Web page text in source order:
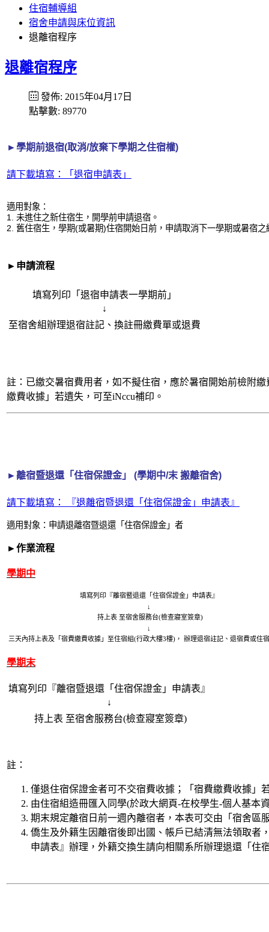
住宿輔導組
宿舍申請與床位資訊
退離宿程序
退離宿程序
發佈: 2015年04月17日
點擊數: 89770
►學期前退宿(取消/放棄下學期之住宿權)
請下載填寫：「退宿申請表」
適用對象：
1. 未進住之新住宿生，開學前申請退宿。
2. 舊住宿生，學期(或暑期)住宿開始日前，申請取消下一學期或暑宿
►申請流程
填寫列印「退宿申請表一學期前」
↓
至宿舍組辦理退宿註記、換註冊繳費單或退費
註：已繳交暑宿費用者，如不擬住宿，應於暑宿開始前檢附
繳費收據」若遺失，可至iNccu補印。
►離宿暨退還「住宿保證金」 (學期中/末 搬離宿舍)
請下載填寫： 『退離宿暨退還「住宿保證金」申請表』
適用對象：申請退離宿暨退還「住宿保證金」者
►作業流程
學期中
填寫列印『離宿暨退還「住宿保證金」申請表』
↓
持上表 至宿舍服務台(檢查寢室簽章)
↓
三天內持上表及「宿費繳費收據」至住宿組(行政大樓3樓)， 辦理退宿註記、退宿費或住
學期末
填寫列印『離宿暨退還「住宿保證金」申請表』
↓
持上表 至宿舍服務台(檢查寢室簽章)
註：
僅退住宿保證金者可不交宿費收據；「宿費繳費收據」
由住宿組造冊匯入同學(於政大網頁-在校學生-個人基本
期末規定離宿日前一週內離宿者，本表可交由「宿舍區
僑生及外籍生因離宿後即出國、帳戶已結清無法領取者
申請表』辦理，外籍交換生請向相關系所辦理退還「住